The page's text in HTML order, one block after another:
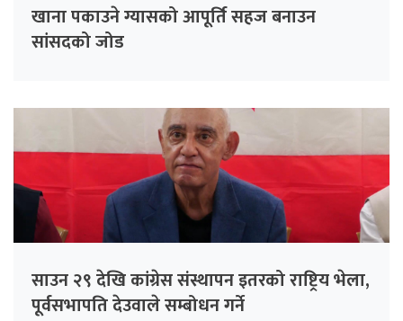
खाना पकाउने ग्यासको आपूर्ति सहज बनाउन
सांसदको जोड
साउन २९ देखि कांग्रेस संस्थापन इतरको राष्ट्रिय भेला,
पूर्वसभापति देउवाले सम्बोधन गर्ने